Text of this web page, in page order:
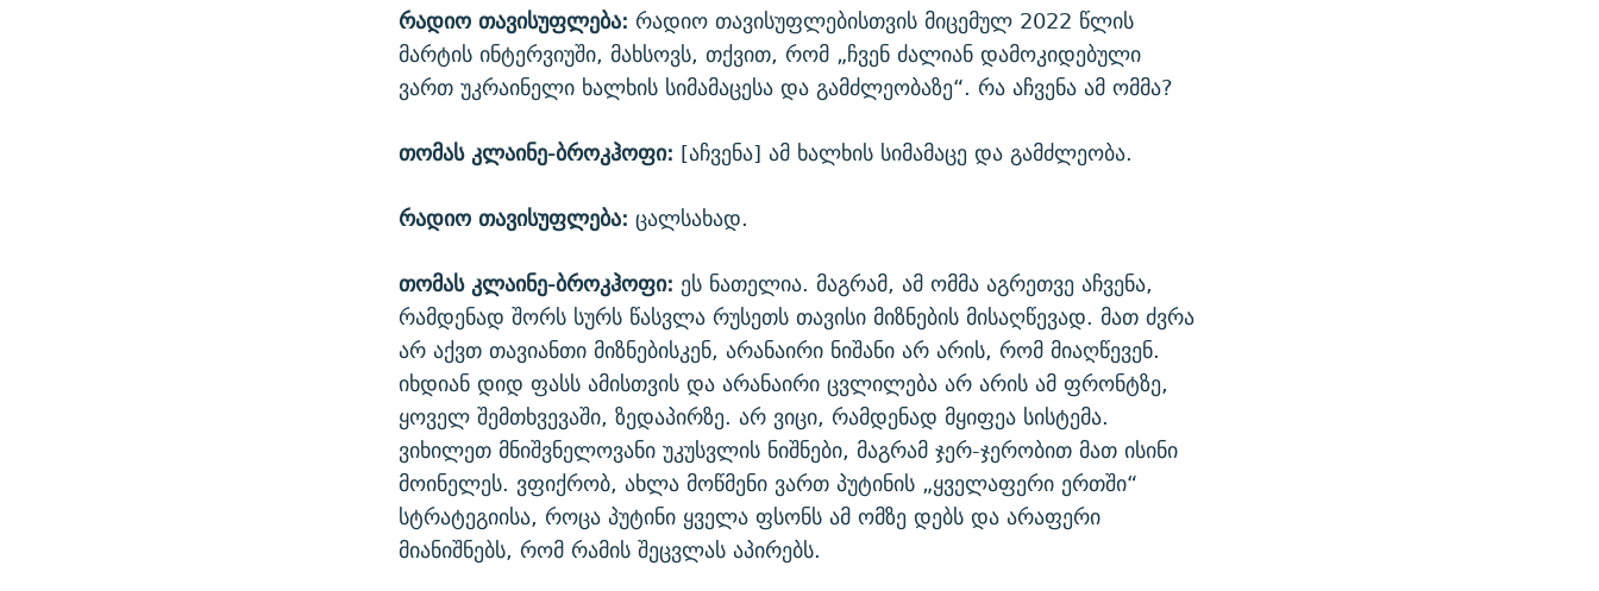
რადიო თავისუფლება: რადიო თავისუფლებისთვის მიცემულ 2022 წლის
მარტის ინტერვიუში, მახსოვს, თქვით, რომ „ჩვენ ძალიან დამოკიდებული
ვართ უკრაინელი ხალხის სიმამაცესა და გამძლეობაზე“. რა აჩვენა ამ ომმა?
თომას კლაინე-ბროკჰოფი: [აჩვენა] ამ ხალხის სიმამაცე და გამძლეობა.
რადიო თავისუფლება:ცალსახად.
თომას კლაინე-ბროკჰოფი: ეს ნათელია. მაგრამ, ამ ომმა აგრეთვე აჩვენა,
რამდენად შორს სურს წასვლა რუსეთს თავისი მიზნების მისაღწევად. მათ ძვრა
არ აქვთ თავიანთი მიზნებისკენ, არანაირი ნიშანი არ არის, რომ მიაღწევენ.
იხდიან დიდ ფასს ამისთვის და არანაირი ცვლილება არ არის ამ ფრონტზე,
ყოველ შემთხვევაში, ზედაპირზე. არ ვიცი, რამდენად მყიფეა სისტემა.
ვიხილეთ მნიშვნელოვანი უკუსვლის ნიშნები, მაგრამ ჯერ-ჯერობით მათ ისინი
მოინელეს. ვფიქრობ, ახლა მოწმენი ვართ პუტინის „ყველაფერი ერთში“
სტრატეგიისა, როცა პუტინი ყველა ფსონს ამ ომზე დებს და არაფერი
მიანიშნებს, რომ რამის შეცვლას აპირებს.